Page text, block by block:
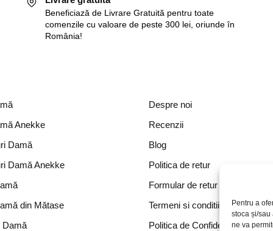
Pentru a
stoca și/sau
ne va
Beneficiază de Livrare Gratuită pentru toate
comenzile cu valoare de peste 300 lei, oriunde în
România!
Anekke
Damă
Damă Anekke
din Mătase
Damă
Despre noi
Recenzii
Blog
Politica de retur
Formular de retur
Termeni si conditii
Politica de Confidențialitate